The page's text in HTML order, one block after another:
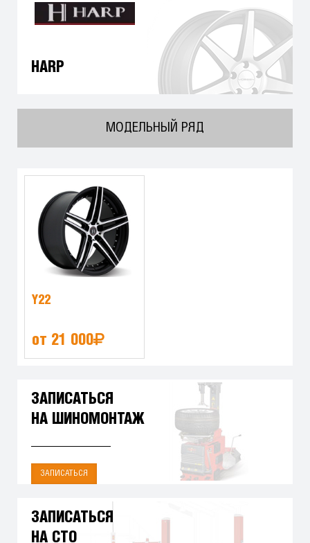
HARP
МОДЕЛЬНЫЙ РЯД
Y22
от 21 000
ЗАПИСАТЬСЯ
НА ШИНОМОНТАЖ
ЗАПИСАТЬСЯ
ЗАПИСАТЬСЯ
НА СТО